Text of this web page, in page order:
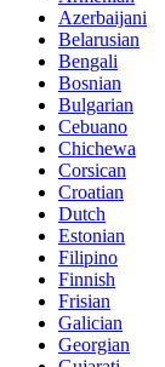
Azerbaijani
Belarusian
Bengali
Bosnian
Bulgarian
Cebuano
Chichewa
Corsican
Croatian
Dutch
Estonian
Filipino
Finnish
Frisian
Galician
Georgian